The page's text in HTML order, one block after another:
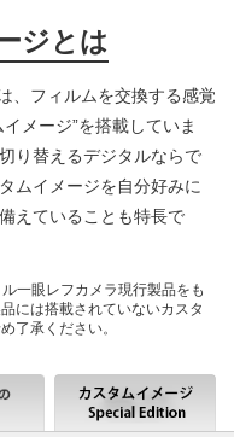
ジとは
、フィルムを交換する感覚
メージ”を搭載していま
り替えるデジタルならで
ムイメージを自分好みに
えていることも特長で
一眼レフカメラ現行製品をも
には搭載されていないカスタ
了承ください。